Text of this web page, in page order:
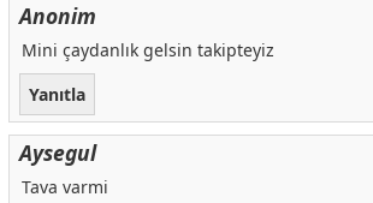
Anonim
Mini çaydanlık gelsin takipteyiz
Yanıtla
Aysegul
Tava varmi